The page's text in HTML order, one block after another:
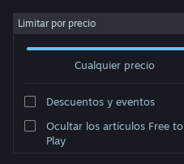
Iniciar sesión
Acerca de
Limitar por precio
Cualquier precio
Descuentos y eventos
Ocultar los artículos Free to
Play
Desarrollador: lidlocks